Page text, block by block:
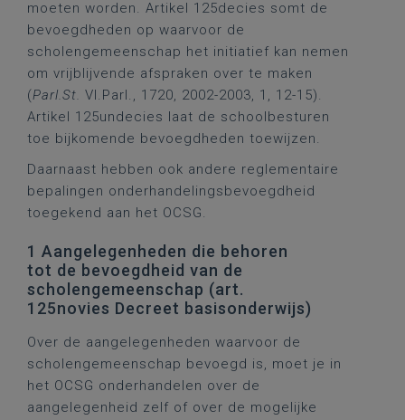
moeten worden. Artikel 125decies somt de
bevoegdheden op waarvoor de
scholengemeenschap het initiatief kan nemen
om vrijblijvende afspraken over te maken
(Parl.St. Vl.Parl., 1720, 2002-2003, 1, 12-15).
Artikel 125undecies laat de schoolbesturen
toe bijkomende bevoegdheden toewijzen.
Daarnaast hebben ook andere reglementaire
bepalingen onderhandelingsbevoegdheid
toegekend aan het OCSG.
1 Aangelegenheden die behoren
tot de bevoegdheid van de
scholengemeenschap (art.
125novies Decreet basisonderwijs)
Over de aangelegenheden waarvoor de
scholengemeenschap bevoegd is, moet je in
het OCSG onderhandelen over de
aangelegenheid zelf of over de mogelijke